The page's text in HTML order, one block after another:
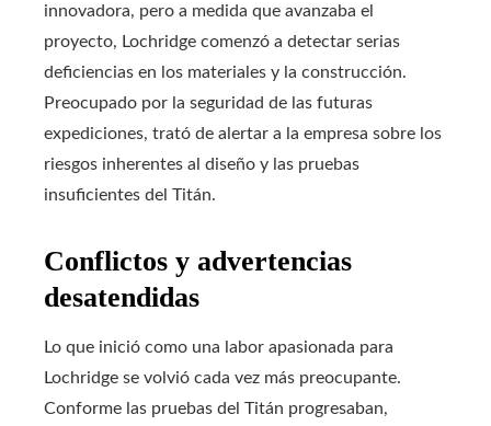
innovadora, pero a medida que avanzaba el
proyecto, Lochridge comenzó a detectar serias
deficiencias en los materiales y la construcción.
Preocupado por la seguridad de las futuras
expediciones, trató de alertar a la empresa sobre los
riesgos inherentes al diseño y las pruebas
insuficientes del Titán.
Conflictos y advertencias
desatendidas
Lo que inició como una labor apasionada para
Lochridge se volvió cada vez más preocupante.
Conforme las pruebas del Titán progresaban,